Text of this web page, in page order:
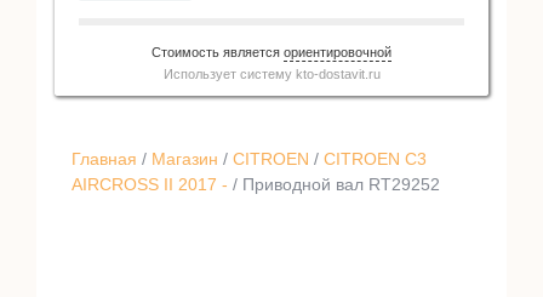
Главная / Магазин / CITROEN / CITROEN C3
AIRCROSS II 2017 - / Приводной вал RT29252
Стоимость является ориентировочной
Использует систему kto-dostavit.ru